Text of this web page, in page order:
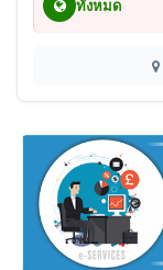
ทั้งหมด